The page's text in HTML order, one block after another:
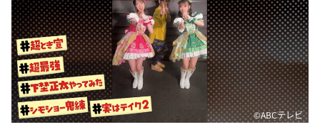
©ABCテレビ